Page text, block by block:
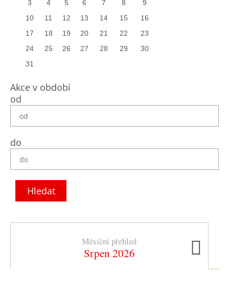
3
4 5 6 7 8
9
10
11 12 13 14 15
16
17
18 19 20 21 22
23
24
25 26 27 28 29
30
31
Akce v období
od
do
Hledat
Měsíční přehled
Srpen 2026